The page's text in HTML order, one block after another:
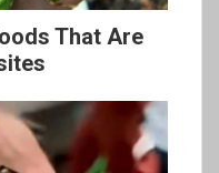
That Are